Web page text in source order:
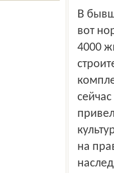
В бывшем здании Дома культуры – мебельный магазин, а
вот
4000
на